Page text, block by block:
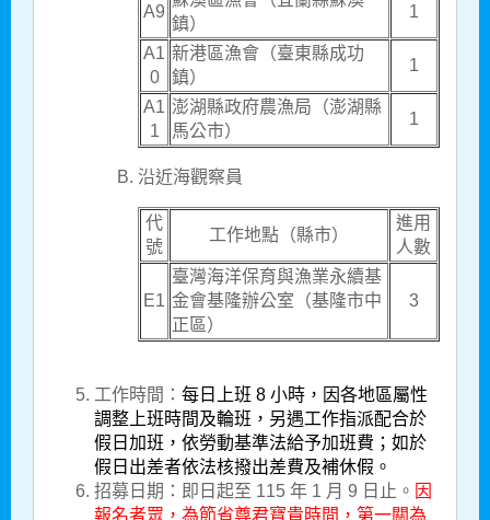
A9
鎮）
1
A1
0
新港區漁會（臺東縣成功
鎮）
1
A1
1
澎湖縣政府農漁局 （澎湖縣
馬公市）
1
沿近海觀察員​​
代
號
工作地點（縣市）
進用
人數
E1
臺灣海洋保育與漁業永續基
金會基隆辦公室 （基隆市中
正區）
3
工作時間： 每日上班 8 小時，因各地區屬性
調整上班時間及輪班，另遇工作指派配合於
假日加班，依勞動基準法給予加班費；如於
假日出差者依法核撥出差費及補休假。
招募日期：即日起至 115 年 1 月 9 日止。 因
報名者眾，為節省尊君寶貴時間，第一關為